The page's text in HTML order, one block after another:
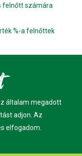
felnőtt számára
%-a felnőttek
általam megadott
adjon. Az
elfogadom.